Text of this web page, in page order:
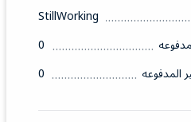
StillWorking
0
المدفوعه
0